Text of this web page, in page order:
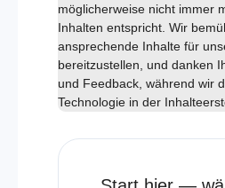
möglicherweise nicht immer
Inhalten entspricht. Wir
ansprechende Inhalte für
bereitzustellen, und danken
und Feedback, während wir
Technologie in der